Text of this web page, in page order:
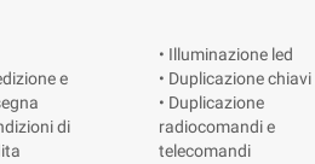
e
di
• Illuminazione led
• Duplicazione chiavi
• Duplicazione
radiocomandi e
telecomandi